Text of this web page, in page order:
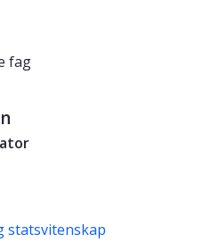
fag
statsvitenskap